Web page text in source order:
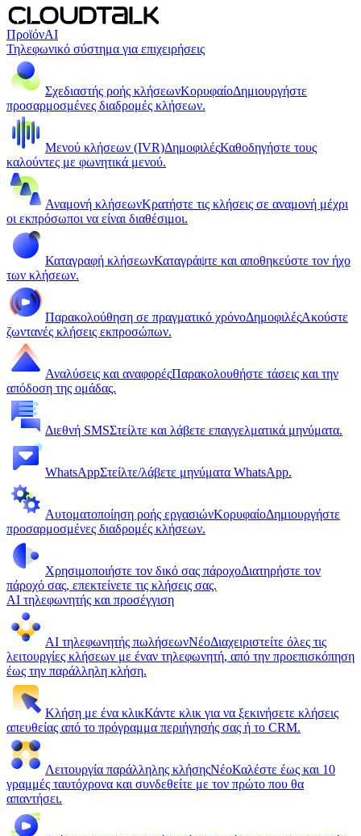
ΠροϊόνAI
Τηλεφωνικό σύστημα για επιχειρήσεις
Σχεδιαστής ροής κλήσεωνΚορυφαίοΔημιουργήστε
προσαρμοσμένες διαδρομές κλήσεων.
Μενού κλήσεων (IVR)ΔημοφιλέςΚαθοδηγήστε τους
καλούντες με φωνητικά μενού.
Αναμονή κλήσεωνΚρατήστε τις κλήσεις σε αναμονή μέχρι
οι εκπρόσωποι να είναι διαθέσιμοι.
Καταγραφή κλήσεωνΚαταγράψτε και αποθηκεύστε τον ήχο
των κλήσεων.
Παρακολούθηση σε πραγματικό χρόνοΔημοφιλέςΑκούστε
ζωντανές κλήσεις εκπροσώπων.
Αναλύσεις και αναφορέςΠαρακολουθήστε τάσεις και την
απόδοση της ομάδας.
Διεθνή SMSΣτείλτε και λάβετε επαγγελματικά μηνύματα.
WhatsAppΣτείλτε/λάβετε μηνύματα WhatsApp.
Αυτοματοποίηση ροής εργασιώνΚορυφαίοΔημιουργήστε
προσαρμοσμένες διαδρομές κλήσεων.
Χρησιμοποιήστε τον δικό σας πάροχοΔιατηρήστε τον
πάροχό σας, επεκτείνετε τις κλήσεις σας.
AI τηλεφωνητής και προσέγγιση
AI τηλεφωνητής πωλήσεωνΝέοΔιαχειριστείτε όλες τις
λειτουργίες κλήσεων με έναν τηλεφωνητή, από την προεπισκόπηση
έως την παράλληλη κλήση.
Κλήση με ένα κλικΚάντε κλικ για να ξεκινήσετε κλήσεις
απευθείας από το πρόγραμμα περιήγησής σας ή το CRM.
Λειτουργία παράλληλης κλήσηςΝέοΚαλέστε έως και 10
γραμμές ταυτόχρονα και συνδεθείτε με τον πρώτο που θα
απαντήσει.